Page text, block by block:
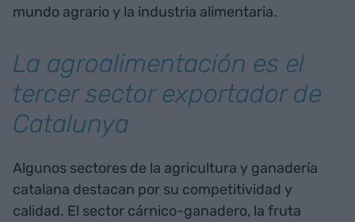
mundo agrario y la industria alimentaria.
La agroalimentación es el
tercer sector exportador de
Catalunya
Algunos sectores de la agricultura y ganadería
catalana destacan por su competitividad y
calidad. El sector cárnico-ganadero, la fruta